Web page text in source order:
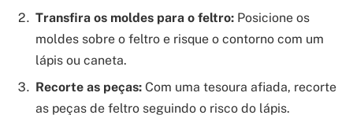
Transfira os moldes para o feltro: Posicione os
moldes sobre o feltro e risque o contorno com um
lápis ou caneta.
Recorte as peças: Com uma tesoura afiada, recorte
as peças de feltro seguindo o risco do lápis.